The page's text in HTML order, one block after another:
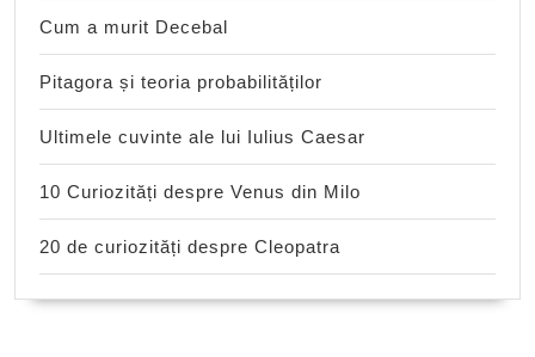
Cum a murit Decebal
Pitagora și teoria probabilităților
Ultimele cuvinte ale lui Iulius Caesar
10 Curiozități despre Venus din Milo
20 de curiozități despre Cleopatra